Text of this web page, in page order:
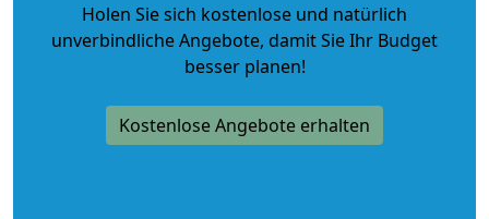
Holen Sie sich kostenlose und natürlich
unverbindliche Angebote, damit Sie Ihr Budget
besser planen!
Kostenlose Angebote erhalten